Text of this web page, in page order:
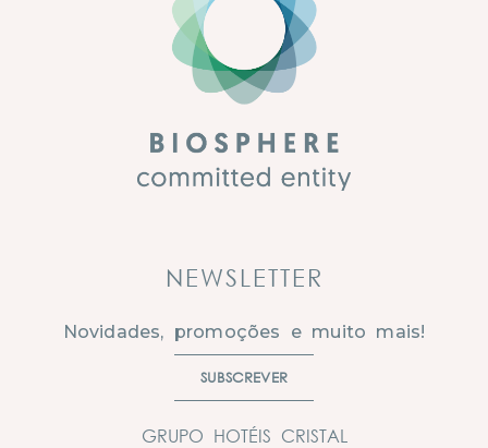
NEWSLETTER
Novidades, promoções e muito mais!
SUBSCREVER
GRUPO HOTÉIS CRISTAL